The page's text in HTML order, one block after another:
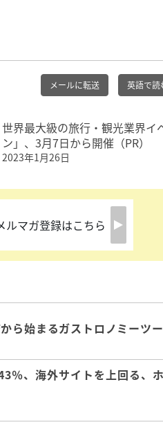
メールに転送 英語で読
世界最大級の旅行・観光業界イ
ン」、3月7日から開催（PR）
2023年1月26日
ルマガ登録はこちら
始まるガストロノミーツー
％、海外サイトを上回る、